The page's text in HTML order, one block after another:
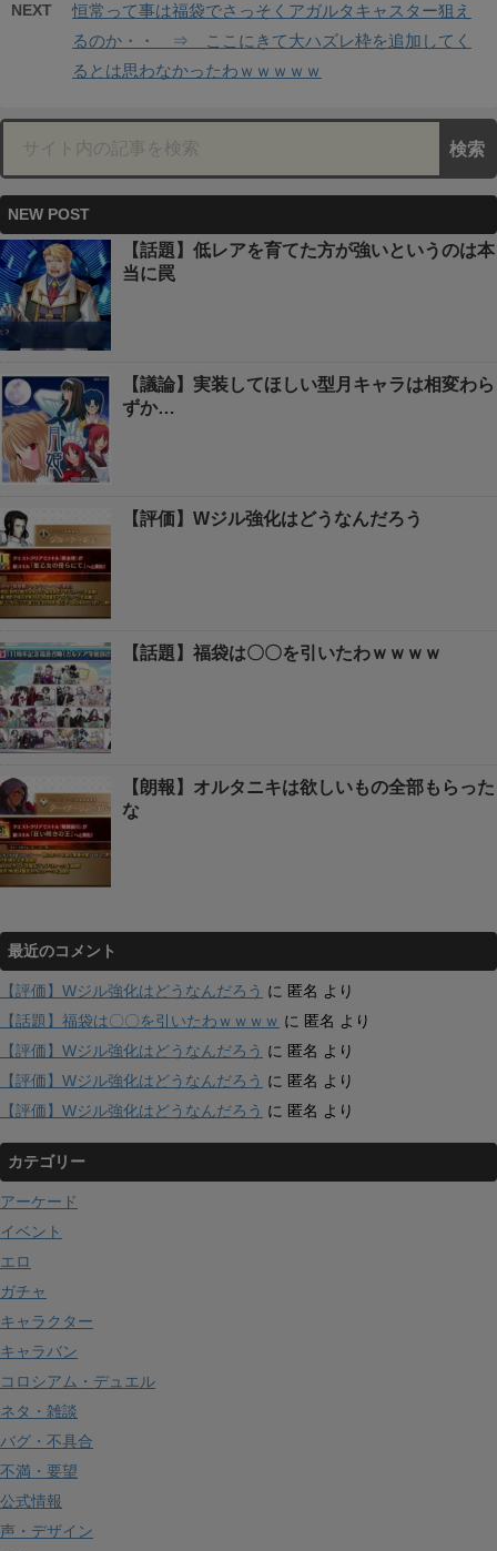
NEXT
恒常って事は福袋でさっそくアガルタキャスター狙え
るのか・・ ⇒ ここにきて大ハズレ枠を追加してく
るとは思わなかったわｗｗｗｗｗ
NEW POST
【話題】低レアを育てた方が強いというのは本
当に罠
【議論】実装してほしい型月キャラは相変わら
ずか…
【評価】Wジル強化はどうなんだろう
【話題】福袋は〇〇を引いたわｗｗｗｗ
【朗報】オルタニキは欲しいもの全部もらった
な
最近のコメント
【評価】Wジル強化はどうなんだろう に 匿名 より
【話題】福袋は〇〇を引いたわｗｗｗｗ に 匿名 より
【評価】Wジル強化はどうなんだろう に 匿名 より
【評価】Wジル強化はどうなんだろう に 匿名 より
【評価】Wジル強化はどうなんだろう に 匿名 より
カテゴリー
アーケード
イベント
エロ
ガチャ
キャラクター
キャラバン
コロシアム・デュエル
ネタ・雑談
バグ・不具合
不満・要望
公式情報
声・デザイン